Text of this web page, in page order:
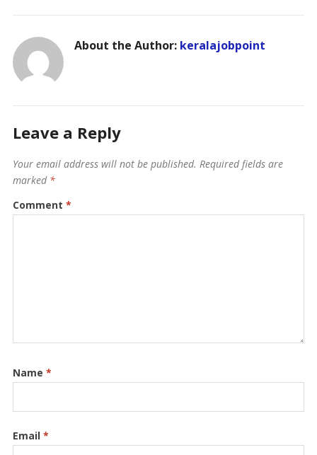
About the Author: keralajobpoint
Leave a Reply
Your email address will not be published. Required fields are
marked *
Comment *
Name *
Email *